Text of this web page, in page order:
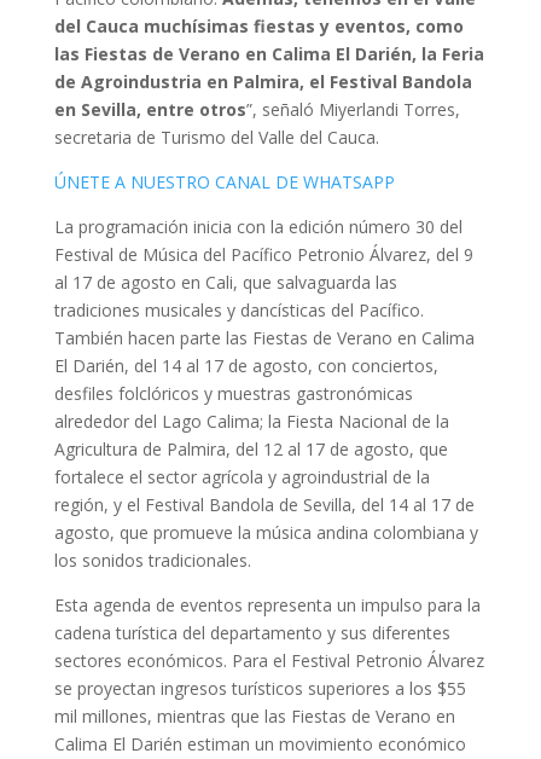
del Cauca muchísimas fiestas y eventos, como
las Fiestas de Verano en Calima El Darién, la Feria
de Agroindustria en Palmira, el Festival Bandola
en Sevilla, entre otros”, señaló Miyerlandi Torres,
secretaria de Turismo del Valle del Cauca.
ÚNETE A NUESTRO CANAL DE WHATSAPP
La programación inicia con la edición número 30 del
Festival de Música del Pacífico Petronio Álvarez, del 9
al 17 de agosto en Cali, que salvaguarda las
tradiciones musicales y dancísticas del Pacífico.
También hacen parte las Fiestas de Verano en Calima
El Darién, del 14 al 17 de agosto, con conciertos,
desfiles folclóricos y muestras gastronómicas
alrededor del Lago Calima; la Fiesta Nacional de la
Agricultura de Palmira, del 12 al 17 de agosto, que
fortalece el sector agrícola y agroindustrial de la
región, y el Festival Bandola de Sevilla, del 14 al 17 de
agosto, que promueve la música andina colombiana y
los sonidos tradicionales.
Esta agenda de eventos representa un impulso para la
cadena turística del departamento y sus diferentes
sectores económicos. Para el Festival Petronio Álvarez
se proyectan ingresos turísticos superiores a los $55
mil millones, mientras que las Fiestas de Verano en
Calima El Darién estiman un movimiento económico